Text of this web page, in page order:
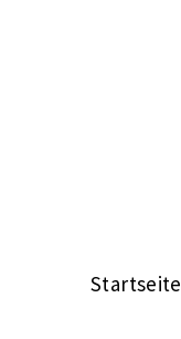
Startseite